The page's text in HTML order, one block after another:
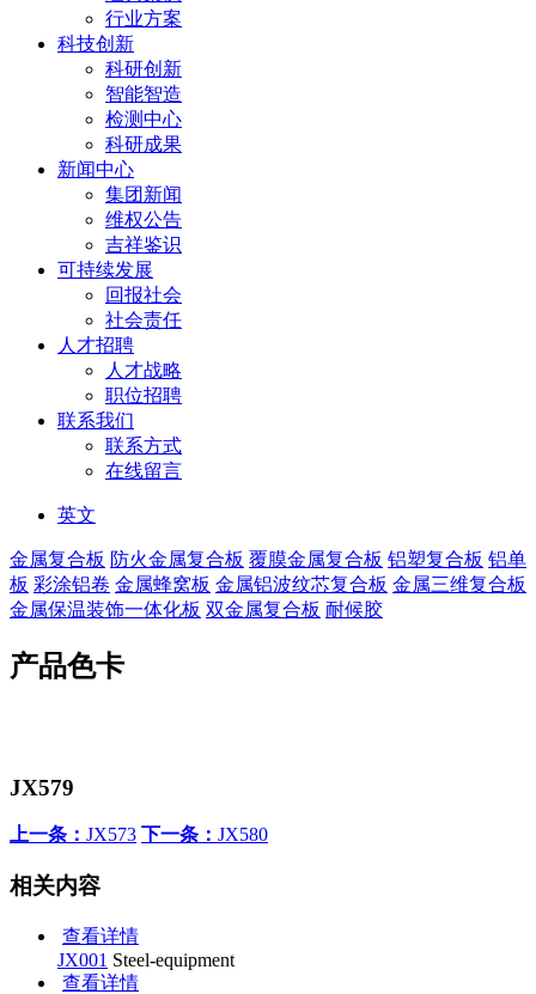
行业方案
科技创新
科研创新
智能智造
检测中心
科研成果
新闻中心
集团新闻
维权公告
吉祥鉴识
可持续发展
回报社会
社会责任
人才招聘
人才战略
职位招聘
联系我们
联系方式
在线留言
英文
金属复合板 防火金属复合板 覆膜金属复合板 铝塑复合板 铝单
板 彩涂铝卷 金属蜂窝板 金属铝波纹芯复合板 金属三维复合板
金属保温装饰一体化板 双金属复合板 耐候胶
产品色卡
JX579
上一条： JX573 下一条： JX580
相关内容
查看详情
JX001 Steel-equipment
查看详情